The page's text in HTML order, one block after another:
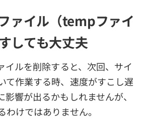
ァイル（tempファイ
しても大丈夫
イルを削除すると、次回、サイ
て作業する時、速度がすこし遅
影響が出るかもしれませんが、
わけではありません。